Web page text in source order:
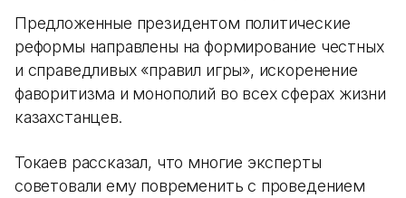
Предложенные президентом политические
реформы направлены на формирование честных
и справедливых «правил игры», искоренение
фаворитизма и монополий во всех сферах жизни
казахстанцев.
Токаев рассказал, что многие эксперты
советовали ему повременить с проведением